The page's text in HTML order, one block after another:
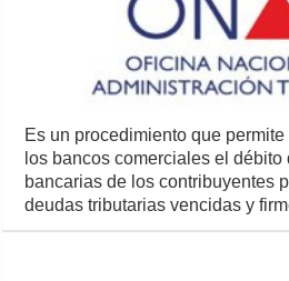
Es un procedimiento que
los bancos comerciales el
bancarias de los contribuyentes
deudas tributarias vencidas y